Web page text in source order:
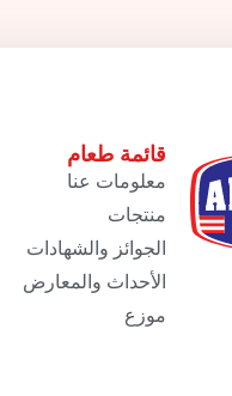
قائمة طعام
معلومات عنا
منتجات
الجوائز والشهادات
الأحداث والمعارض
موزع